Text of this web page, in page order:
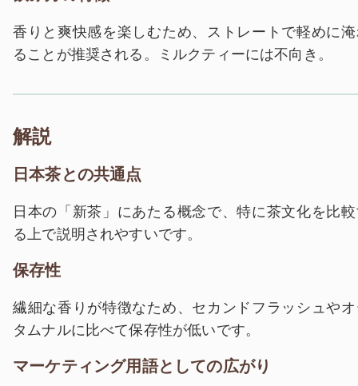
香りと爽快感を楽しむため、ストレートで軽めに
ることが推奨される。ミルクティーには不向き。
解説
日本茶との共通点
日本の「新茶」にあたる概念で、特に茶文化を比
る上で説明されやすいです。
保存性
繊細な香りが特徴なため、セカンドフラッシュや
タムナルに比べて保存性が低いです。
マーケティング用語としての広がり